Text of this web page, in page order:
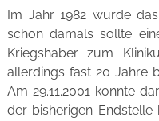
Im Jahr 1982 wurde
schon damals sollte
Kriegshaber zum
allerdings fast 20 Jahre
Am 29.11.2001 konnte
der bisherigen Endstelle